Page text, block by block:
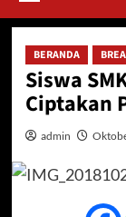
BERANDA
Siswa
Ciptakan
admin